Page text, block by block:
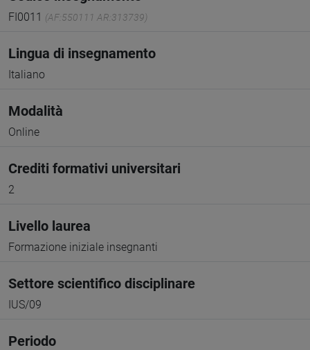
FI0011 (AF:550111 AR:313739)
Lingua di insegnamento
Italiano
Modalità
Online
Crediti formativi universitari
2
Livello laurea
Formazione iniziale insegnanti
Settore scientifico disciplinare
IUS/09
Periodo